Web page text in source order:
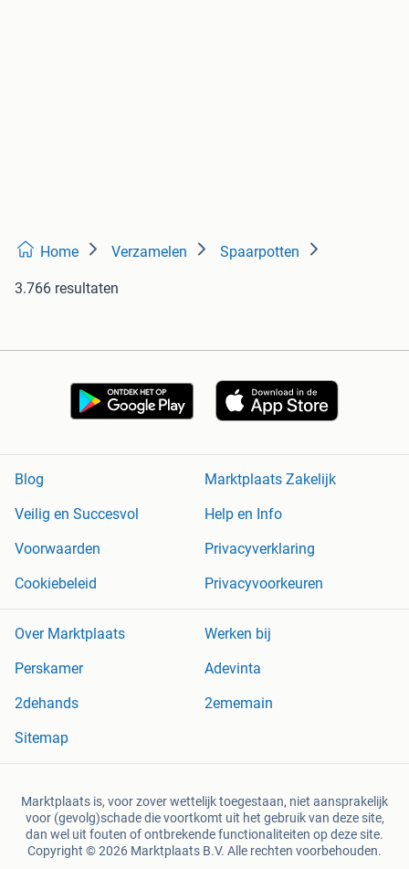
Home Verzamelen Spaarpotten
3.766 resultaten
Blog
Marktplaats Zakelijk
Veilig en Succesvol
Help en Info
Voorwaarden
Privacyverklaring
Cookiebeleid
Privacyvoorkeuren
Over Marktplaats
Werken bij
Perskamer
Adevinta
2dehands
2ememain
Sitemap
Marktplaats is, voor zover wettelijk toegestaan, niet aansprakelijk
voor (gevolg)schade die voortkomt uit het gebruik van deze site,
dan wel uit fouten of ontbrekende functionaliteiten op deze site.
Copyright © 2026 Marktplaats B.V. Alle rechten voorbehouden.